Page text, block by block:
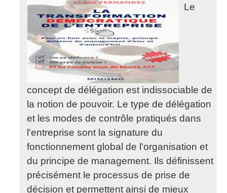
Le
concept de délégation est indissociable de
la notion de pouvoir. Le type de délégation
et les modes de contrôle pratiqués dans
l'entreprise sont la signature du
fonctionnement global de l'organisation et
du principe de management. Ils définissent
précisément le processus de prise de
décision et permettent ainsi de mieux